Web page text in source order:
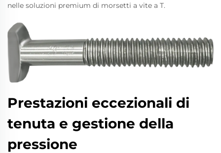
nelle soluzioni premium di morsetti a vite a T.
Prestazioni eccezionali di
tenuta e gestione della
pressione